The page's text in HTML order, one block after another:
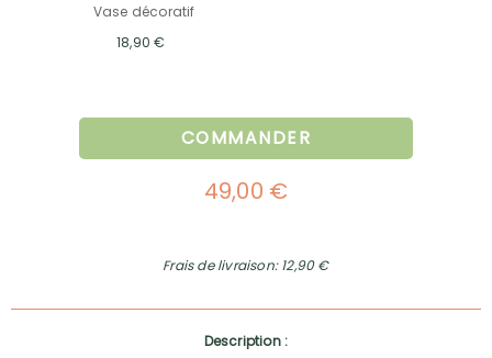
Vase décoratif
18,90 €
COMMANDER
49,00 €
Frais de livraison: 12,90 €
Description :